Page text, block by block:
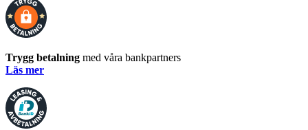
Trygg betalning med våra bankpartners
Läs mer